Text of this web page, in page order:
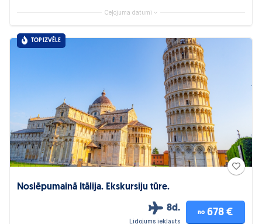
Ceļojuma datumi
TOP IZVĒLE
Noslēpumainā Itālija. Ekskursiju tūre.
8d.
Lidojums iekļauts
no 678 €